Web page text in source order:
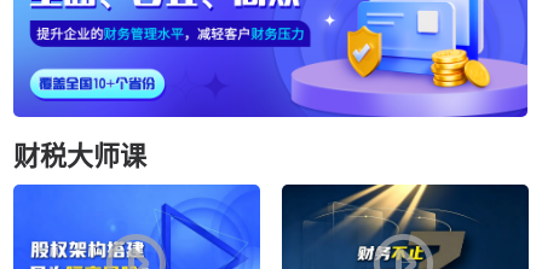
财税大师课